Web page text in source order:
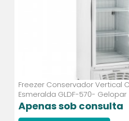
Freezer Conservador Vertical
Esmeralda GLDF-570- Gelopar
Apenas sob consulta